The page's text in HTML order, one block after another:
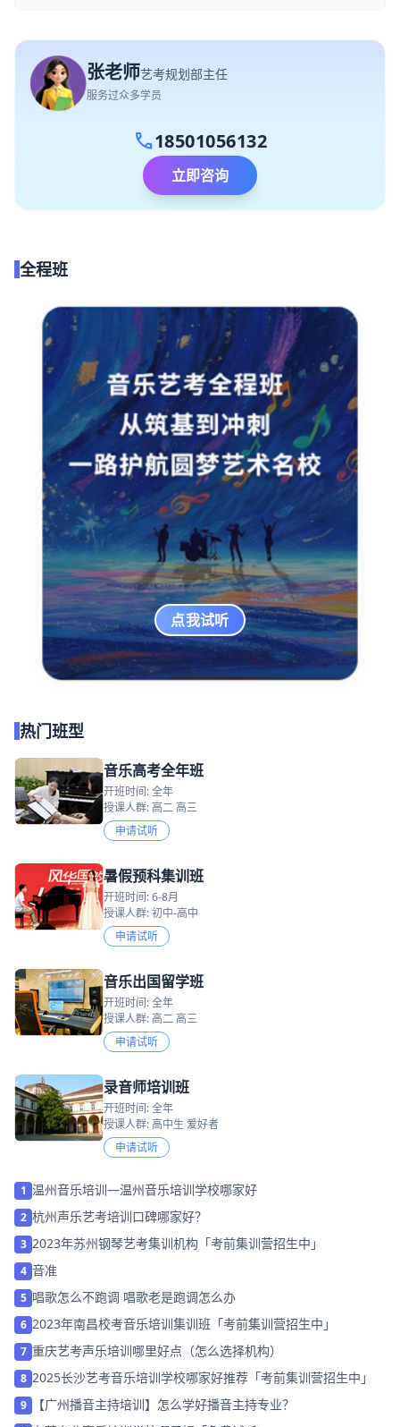
张老师艺考规划部主任
服务过众多学员
call18501056132
立即咨询
全程班
点我试听
热门班型
音乐高考全年班
开班时间: 全年
授课人群: 高二 高三
申请试听
暑假预科集训班
开班时间: 6-8月
授课人群: 初中-高中
申请试听
音乐出国留学班
开班时间: 全年
授课人群: 高二 高三
申请试听
录音师培训班
开班时间: 全年
授课人群: 高中生 爱好者
申请试听
1 温州音乐培训—温州音乐培训学校哪家好
2 杭州声乐艺考培训口碑哪家好？
3 2023年苏州钢琴艺考集训机构「考前集训营招生中」
4 音准
5 唱歌怎么不跑调 唱歌老是跑调怎么办
6 2023年南昌校考音乐培训集训班「考前集训营招生中」
7 重庆艺考声乐培训哪里好点（怎么选择机构）
8 2025长沙艺考音乐培训学校哪家好推荐「考前集训营招生中」
9 【广州播音主持培训】怎么学好播音主持专业？